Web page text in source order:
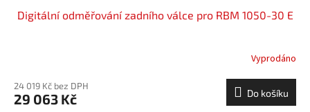
Digitální odměřování zadního válce pro RBM 1050-30 E
Vyprodáno
24 019 Kč bez DPH
29 063 Kč Do košíku